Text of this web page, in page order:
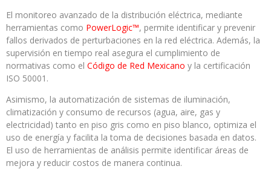
El monitoreo avanzado de la distribución eléctrica, mediante
herramientas como PowerLogic™, permite identificar y prevenir
fallos derivados de perturbaciones en la red eléctrica. Además, la
supervisión en tiempo real asegura el cumplimiento de
normativas como el Código de Red Mexicano y la certificación
ISO 50001.
Asimismo, la automatización de sistemas de iluminación,
climatización y consumo de recursos (agua, aire, gas y
electricidad) tanto en piso gris como en piso blanco, optimiza el
uso de energía y facilita la toma de decisiones basada en datos.
El uso de herramientas de análisis permite identificar áreas de
mejora y reducir costos de manera continua.